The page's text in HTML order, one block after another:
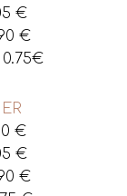
€
€
0.75€
€
€
€